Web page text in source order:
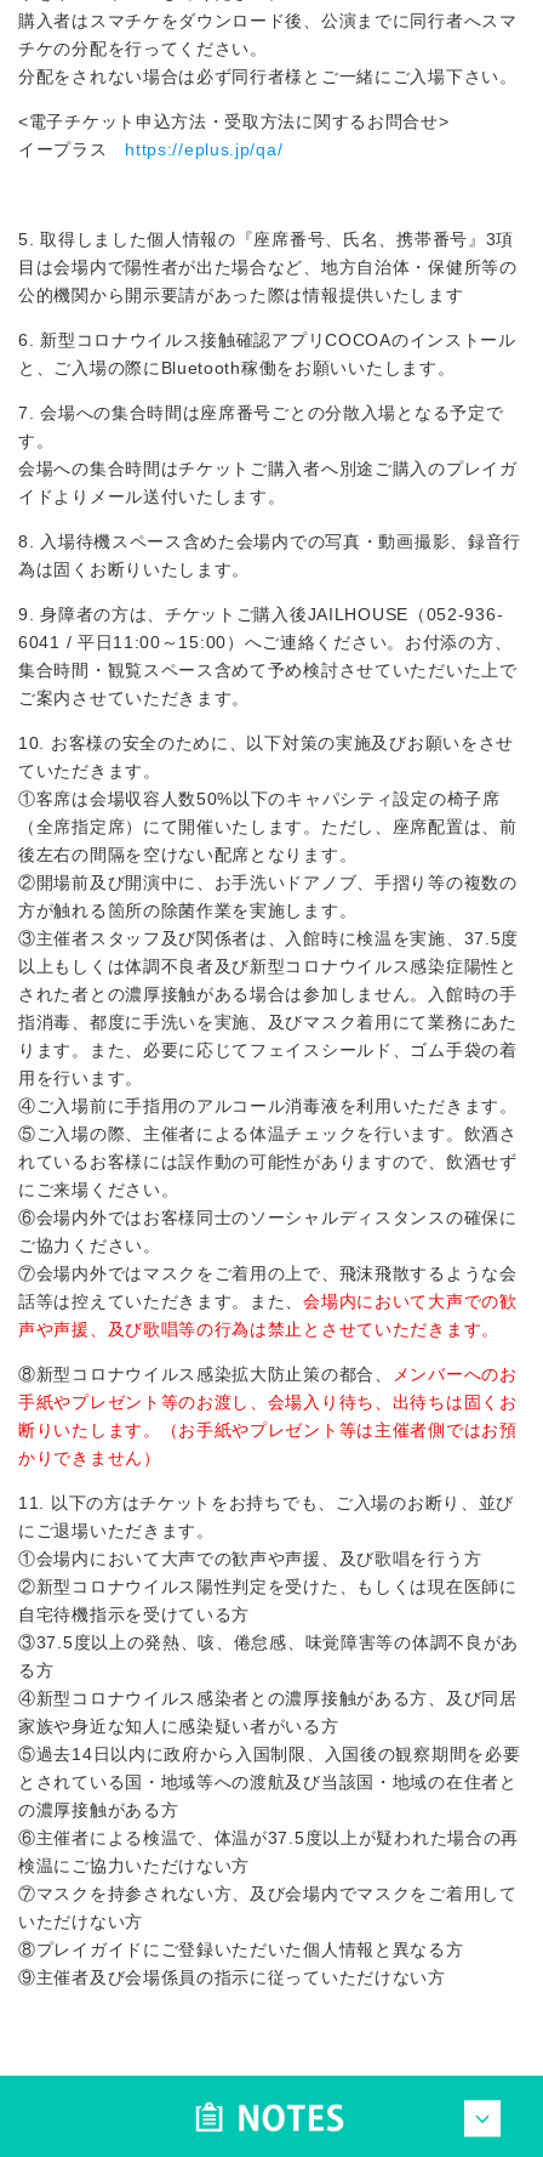
購入者はスマチケをダウンロード後、公演までに同行者へスマ
チケの分配を行ってください。
分配をされない場合は必ず同行者様とご一緒にご入場下さい。
<電子チケット申込方法・受取方法に関するお問合せ>
イープラス https://eplus.jp/qa/
5. 取得しました個人情報の『座席番号、氏名、携帯番号』3項
目は会場内で陽性者が出た場合など、地方自治体・保健所等の
公的機関から開示要請があった際は情報提供いたします
6. 新型コロナウイルス接触確認アプリCOCOAのインストール
と、ご入場の際にBluetooth稼働をお願いいたします。
7. 会場への集合時間は座席番号ごとの分散入場となる予定で
す。
会場への集合時間はチケットご購入者へ別途ご購入のプレイガ
イドよりメール送付いたします。
8. 入場待機スペース含めた会場内での写真・動画撮影、録音行
為は固くお断りいたします。
9. 身障者の方は、チケットご購入後JAILHOUSE（052-936-
6041 / 平日11:00～15:00）へご連絡ください。お付添の方、
集合時間・観覧スペース含めて予め検討させていただいた上で
ご案内させていただきます。
10. お客様の安全のために、以下対策の実施及びお願いをさせ
ていただきます。
①客席は会場収容人数50%以下のキャパシティ設定の椅子席
（全席指定席）にて開催いたします。ただし、座席配置は、前
後左右の間隔を空けない配席となります。
②開場前及び開演中に、お手洗いドアノブ、手摺り等の複数の
方が触れる箇所の除菌作業を実施します。
③主催者スタッフ及び関係者は、入館時に検温を実施、37.5度
以上もしくは体調不良者及び新型コロナウイルス感染症陽性と
された者との濃厚接触がある場合は参加しません。入館時の手
指消毒、都度に手洗いを実施、及びマスク着用にて業務にあた
ります。また、必要に応じてフェイスシールド、ゴム手袋の着
用を行います。
④ご入場前に手指用のアルコール消毒液を利用いただきます。
⑤ご入場の際、主催者による体温チェックを行います。飲酒さ
れているお客様には誤作動の可能性がありますので、飲酒せず
にご来場ください。
⑥会場内外ではお客様同士のソーシャルディスタンスの確保に
ご協力ください。
⑦会場内外ではマスクをご着用の上で、飛沫飛散するような会
話等は控えていただきます。また、会場内において大声での歓
声や声援、及び歌唱等の行為は禁止とさせていただきます。
⑧新型コロナウイルス感染拡大防止策の都合、
メンバーへのお
手紙やプレゼント等のお渡し、会場入り待ち、出待ちは固くお
断りいたします。（お手紙やプレゼント等は主催者側ではお預
かりできません）
11. 以下の方はチケットをお持ちでも、ご入場のお断り、並び
にご退場いただきます。
①会場内において大声での歓声や声援、及び歌唱を行う方
②新型コロナウイルス陽性判定を受けた、もしくは現在医師に
自宅待機指示を受けている方
③37.5度以上の発熱、咳、倦怠感、味覚障害等の体調不良があ
る方
④新型コロナウイルス感染者との濃厚接触がある方、及び同居
家族や身近な知人に感染疑い者がいる方
⑤過去14日以内に政府から入国制限、入国後の観察期間を必要
とされている国・地域等への渡航及び当該国・地域の在住者と
の濃厚接触がある方
⑥主催者による検温で、体温が37.5度以上が疑われた場合の再
検温にご協力いただけない方
⑦マスクを持参されない方、及び会場内でマスクをご着用して
いただけない方
⑧プレイガイドにご登録いただいた個人情報と異なる方
⑨主催者及び会場係員の指示に従っていただけない方